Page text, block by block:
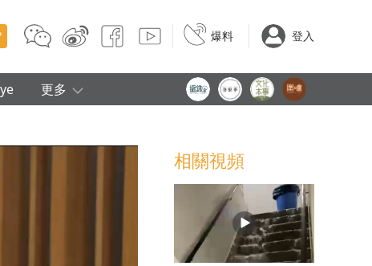
爆料 登入
更多
相關視頻